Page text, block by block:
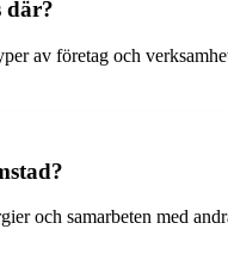
där?
av företag och
och samarbeten med